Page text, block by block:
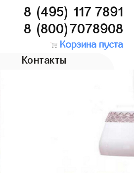
8 (495) 117 7891
8 (800)7078908
Корзина пуста
Контакты